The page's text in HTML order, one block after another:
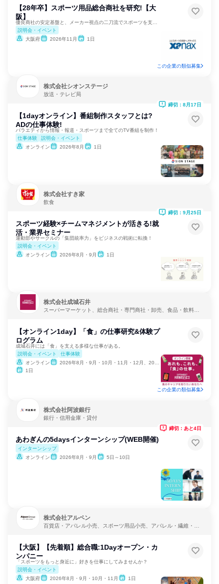
【28年卒】スポーツ用品総合商社を研究!【大
阪】
説明会・イベント
大阪府
2026年11月 1日
この企業の類似募集
株式会社シオンステージ
放送・テレビ局
【1dayオンライン】番組制作スタッフとは?
ADの仕事体験!
バラエティから情報・報道・スポーツまで全てのTV番組を制作！
仕事体験
説明会・イベント
オンライン
2026年8月 1日
締切：8月17日
株式会社すき家
飲食
スポーツ経験×チームマネジメントが活きる!就
活・業界セミナー
運動部やサークルの「集団統率力」をビジネスの戦術に転換！
説明会・イベント
オンライン
2026年8月・9月 1日
締切：9月25日
株式会社成城石井
スーパーマーケット、総合商社・専門商社・卸売、食品・飲料メ
【オンライン1day】「食」の仕事研究&体験プ
ログラム
成城石井には「食」を支える多様な仕事がある。
説明会・イベント
仕事体験
オンライン
2026年8月・9月・10月・11月・12月、2027年1月・2月
1日
この企業の類似募集
株式会社阿波銀行
銀行・信用金庫・貸付
あわぎんの5daysインターンシップ(WEB開催)
インターンシップ
オンライン
2026年8月・9月 5日～10日
締切：あと4日
株式会社アルペン
百貨店・アパレル小売、スポーツ用品小売、アパレル・繊維・ス
【大阪】【先着順】総合職:1Dayオープン・カ
ンパニー
「スポーツをもっと身近に」好きを仕事にしてみませんか？
説明会・イベント
大阪府
2026年8月・9月・10月・11月 1日